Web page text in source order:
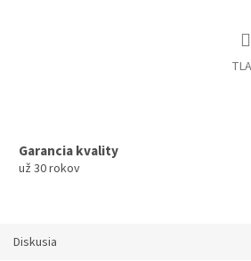
Garancia kvality
už 30 rokov
Diskusia